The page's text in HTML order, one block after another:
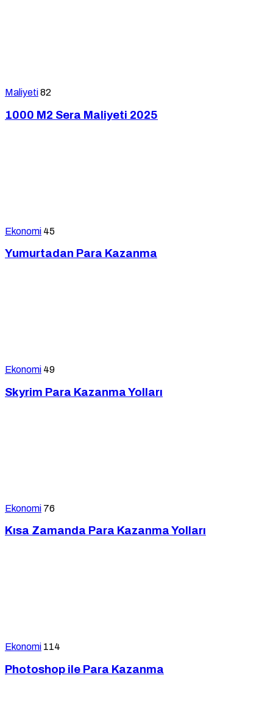
Maliyeti82
1000 M2 Sera Maliyeti 2025
Ekonomi 45
Yumurtadan Para Kazanma
Ekonomi 49
Skyrim Para Kazanma Yolları
Ekonomi 76
Kısa Zamanda Para Kazanma Yolları
Ekonomi 114
Photoshop ile Para Kazanma